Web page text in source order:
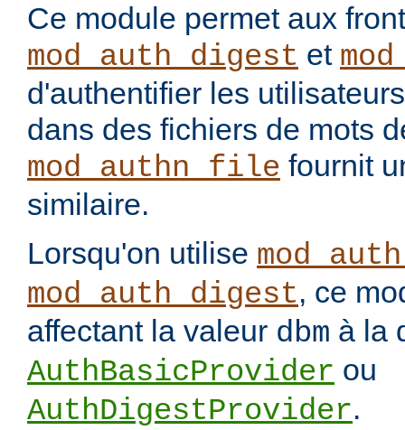
Ce module permet aux
mod_auth_digest et
d'authentifier les
dans des fichiers de mots
mod_authn_file fournit
similaire.
Lorsqu'on utilise
mod_auth_digest, ce
affectant la valeur dbm à la
AuthBasicProvider ou
AuthDigestProvider.